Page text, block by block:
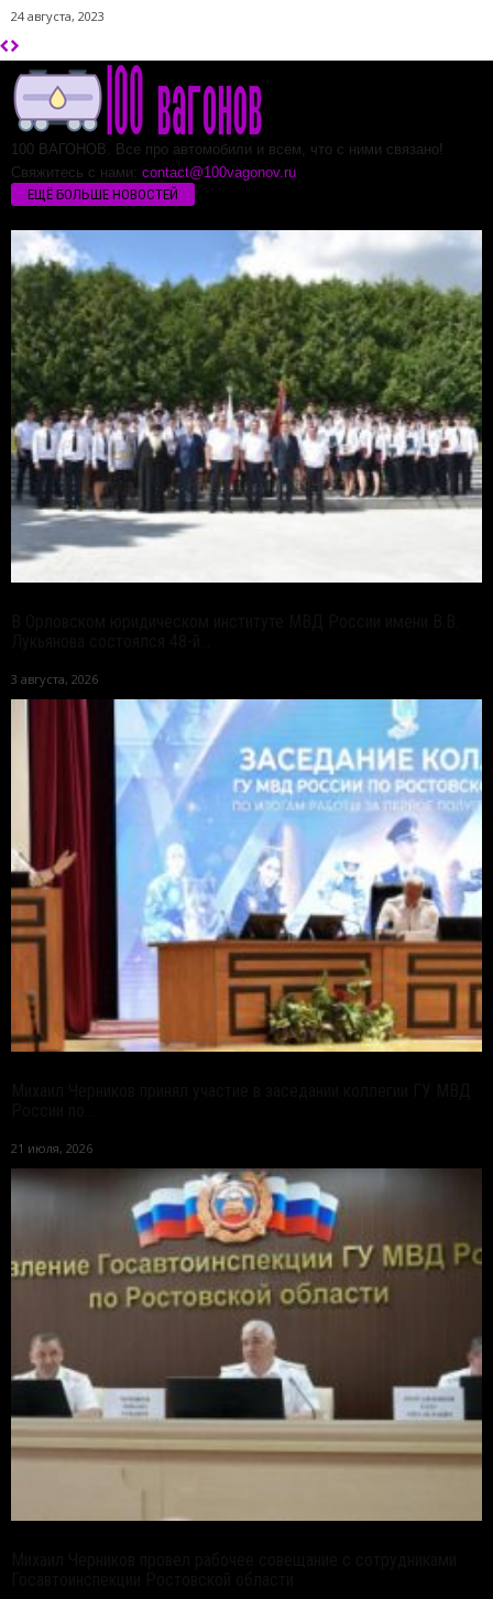
24 августа, 2023
100 ВАГОНОВ. Все про автомобили и всем, что с ними связано!
Свяжитесь с нами: contact@100vagonov.ru
ЕЩЁ БОЛЬШЕ НОВОСТЕЙ
3 августа, 2026
21 июля, 2026